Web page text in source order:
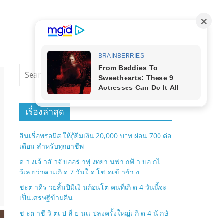
เรื่องล่าสุด
สินเชื่อพรอมิส ให้กู้ยืมเงิน 20,000 บาท ผ่อน 700 ต่อ
เดือน สำหรับทุกอาชีพ
ด ว งเจ้ าสั วจั บออร่ าพุ่ งทยา นฟา กฟ้ า บอ กไ
ว้เล ยว่าค นเกิ ด 7 วันใ ด โช คเข้ าข้า ง
ชะต าดีร วยสิ้นปีมีเงิ นก้อนโต คนที่เกิ ด 4 วันนี้จะ
เป็นเศรษฐีข้ามคืน
ช ะต าชี วิ ตเ ป ลี่ ย นเเ ปลงครั้งใหญ่เ กิ ด 4 นั กษั